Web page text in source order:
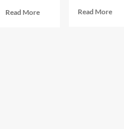
Read MoreRead
Read MoreRead